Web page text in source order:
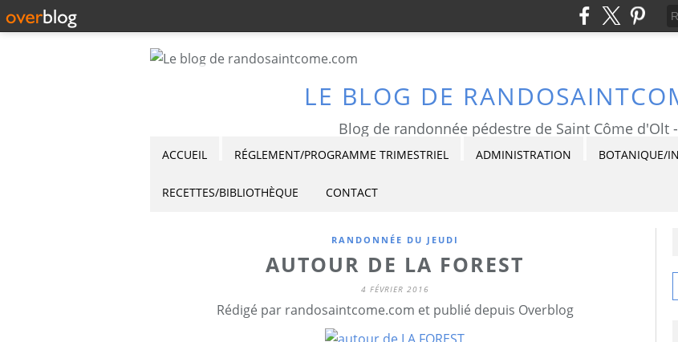
LE BLOG DE
Blog de randonnée pédestre de Saint Côme d'Olt
ACCUEIL RÉGLEMENT/PROGRAMME TRIMESTRIEL ADMINISTRATION BOTANIQUE/
RECETTES/BIBLIOTHÈQUE CONTACT
RANDONNÉE DU JEUDI
AUTOUR DE LA FOREST
4 FÉVRIER 2016
Rédigé par randosaintcome.com et publié depuis Overblog